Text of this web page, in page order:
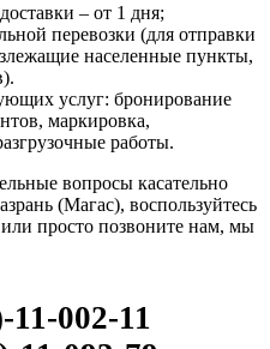
– от 1 дня;
перевозки (для отправки
населенные пункты,
услуг: бронирование
маркировка,
работы.
вопросы касательно
(Магас), воспользуйтесь
просто позвоните нам, мы
002-11